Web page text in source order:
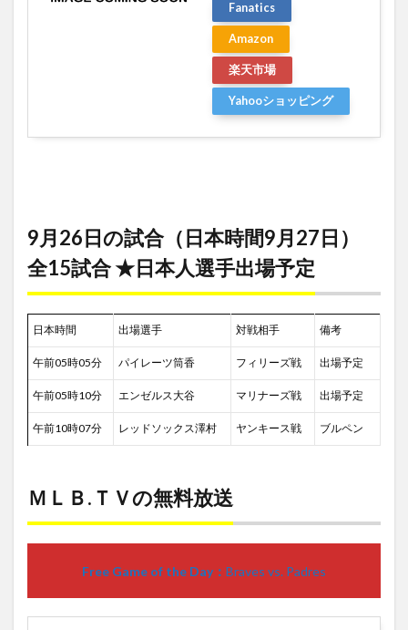
Fanatics
Amazon
楽天市場
Yahooショッピング
9月26日の試合（日本時間9月27日）
全15試合 ★日本人選手出場予定
日本時間 出場選手 対戦相手 備考
午前05時05分 パイレーツ筒香 フィリーズ戦 出場予定
午前05時10分 エンゼルス大谷 マリナーズ戦 出場予定
午前10時07分 レッドソックス澤村 ヤンキース戦 ブルペン
ＭＬＢ.ＴＶの無料放送
Free Game of the Day： Braves vs. Padres